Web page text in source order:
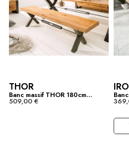
THOR
Banc massif THOR 180cm...
509,00 €